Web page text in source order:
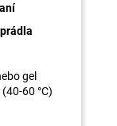
gel
60 °C)